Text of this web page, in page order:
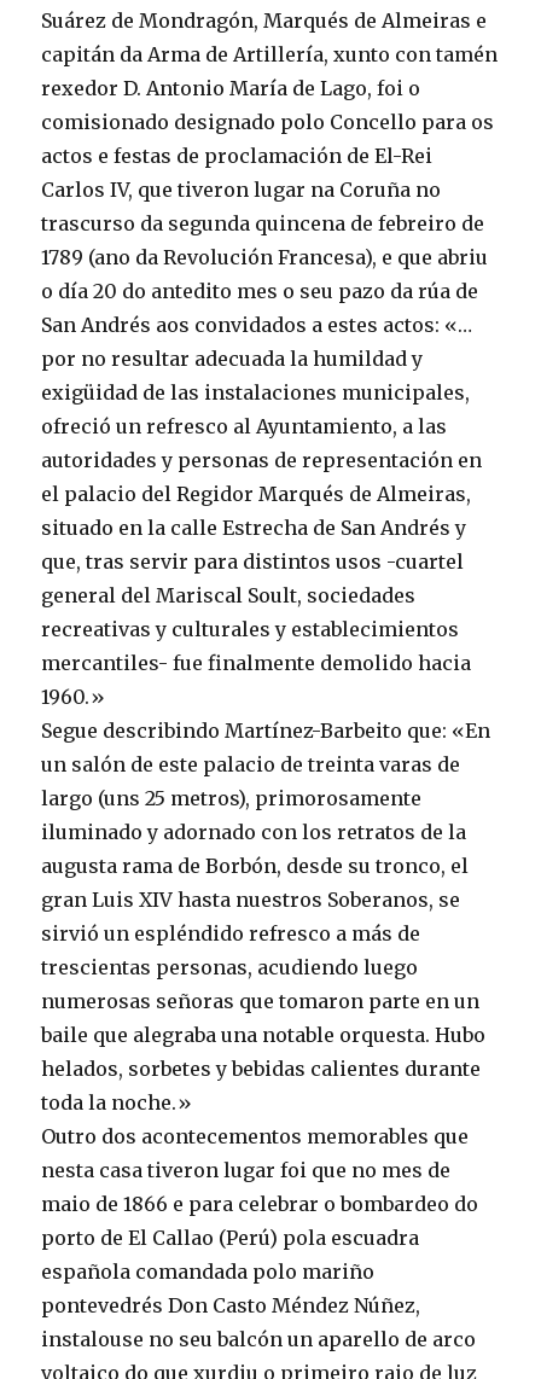
Suárez de Mondragón, Marqués de Almeiras e
capitán da Arma de Artillería, xunto con tamén
rexedor D. Antonio María de Lago, foi o
comisionado designado polo Concello para os
actos e festas de proclamación de El-Rei
Carlos IV, que tiveron lugar na Coruña no
trascurso da segunda quincena de febreiro de
1789 (ano da Revolución Francesa), e que abriu
o día 20 do antedito mes o seu pazo da rúa de
San Andrés aos convidados a estes actos: «…
por no resultar adecuada la humildad y
exigüidad de las instalaciones municipales,
ofreció un refresco al Ayuntamiento, a las
autoridades y personas de representación en
el palacio del Regidor Marqués de Almeiras,
situado en la calle Estrecha de San Andrés y
que, tras servir para distintos usos -cuartel
general del Mariscal Soult, sociedades
recreativas y culturales y establecimientos
mercantiles- fue finalmente demolido hacia
1960.»
Segue describindo Martínez-Barbeito que: «En
un salón de este palacio de treinta varas de
largo (uns 25 metros), primorosamente
iluminado y adornado con los retratos de la
augusta rama de Borbón, desde su tronco, el
gran Luis XIV hasta nuestros Soberanos, se
sirvió un espléndido refresco a más de
trescientas personas, acudiendo luego
numerosas señoras que tomaron parte en un
baile que alegraba una notable orquesta. Hubo
helados, sorbetes y bebidas calientes durante
toda la noche.»
Outro dos acontecementos memorables que
nesta casa tiveron lugar foi que no mes de
maio de 1866 e para celebrar o bombardeo do
porto de El Callao (Perú) pola escuadra
española comandada polo mariño
pontevedrés Don Casto Méndez Núñez,
instalouse no seu balcón un aparello de arco
voltaico do que xurdiu o primeiro raio de luz